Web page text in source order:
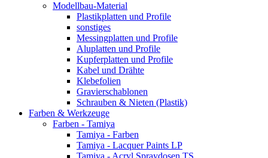
Modellbau-Material
Plastikplatten und Profile
sonstiges
Messingplatten und Profile
Aluplatten und Profile
Kupferplatten und Profile
Kabel und Drähte
Klebefolien
Gravierschablonen
Schrauben & Nieten (Plastik)
Farben & Werkzeuge
Farben - Tamiya
Tamiya - Farben
Tamiya - Lacquer Paints LP
Tamiya - Acryl Spraydosen TS